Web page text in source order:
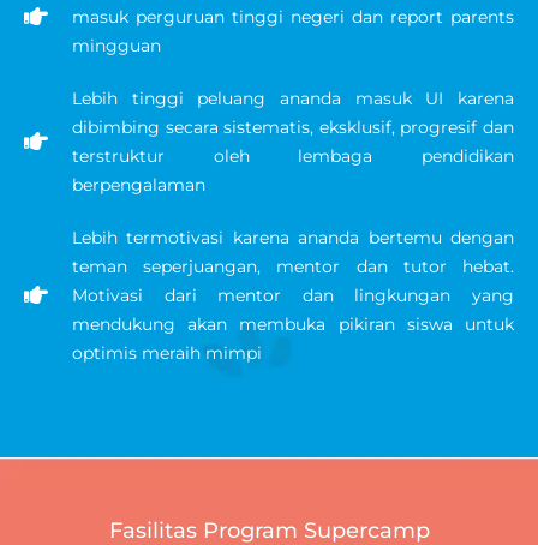
masuk perguruan tinggi negeri dan report parents
mingguan
Lebih tinggi peluang ananda masuk UI karena
dibimbing secara sistematis, eksklusif, progresif dan
terstruktur oleh lembaga pendidikan
berpengalaman
Lebih termotivasi karena ananda bertemu dengan
teman seperjuangan, mentor dan tutor hebat.
Motivasi dari mentor dan lingkungan yang
mendukung akan membuka pikiran siswa untuk
optimis meraih mimpi
Fasilitas Program Supercamp